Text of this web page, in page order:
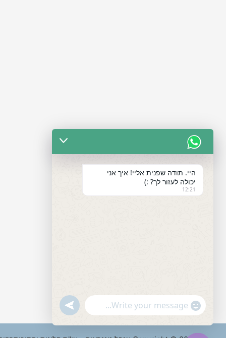
היי. תודה שפנית אליי! איך אני
יכולה לעזור לך? :)
12:21
"+chaty_settings.lang.emoji_picker+"
WhatsApp
undefined